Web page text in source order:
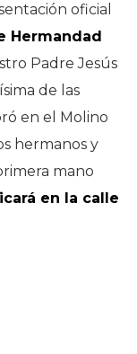
oficial
Hermandad
Padre Jesús
de las
en el Molino
hermanos y
mano
en la calle